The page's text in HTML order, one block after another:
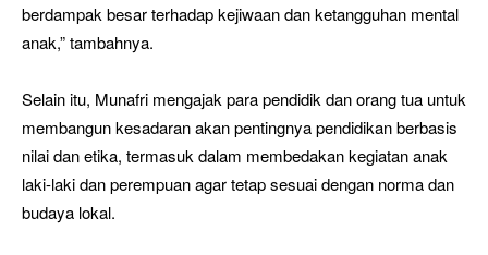
berdampak besar terhadap kejiwaan dan ketangguhan mental
anak,” tambahnya.
Selain itu, Munafri mengajak para pendidik dan orang tua untuk
membangun kesadaran akan pentingnya pendidikan berbasis
nilai dan etika, termasuk dalam membedakan kegiatan anak
laki-laki dan perempuan agar tetap sesuai dengan norma dan
budaya lokal.